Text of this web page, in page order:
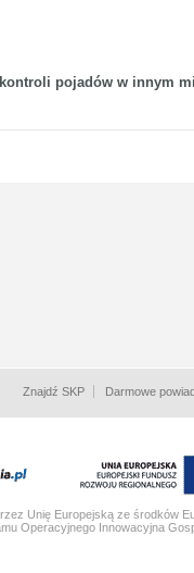
pojadów w innym
Znajdź SKP Darmowe
Unię Europejską ze środków
Operacyjnego Innowacyjna